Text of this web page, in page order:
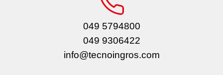
049 5794800
049 9306422
info@tecnoingros.com